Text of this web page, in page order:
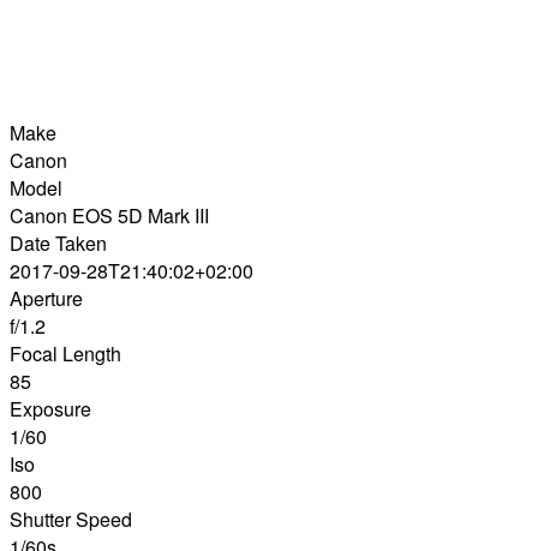
Make
Canon
Model
Canon EOS 5D Mark III
Date Taken
2017-09-28T21:40:02+02:00
Aperture
f/1.2
Focal Length
85
Exposure
1/60
Iso
800
Shutter Speed